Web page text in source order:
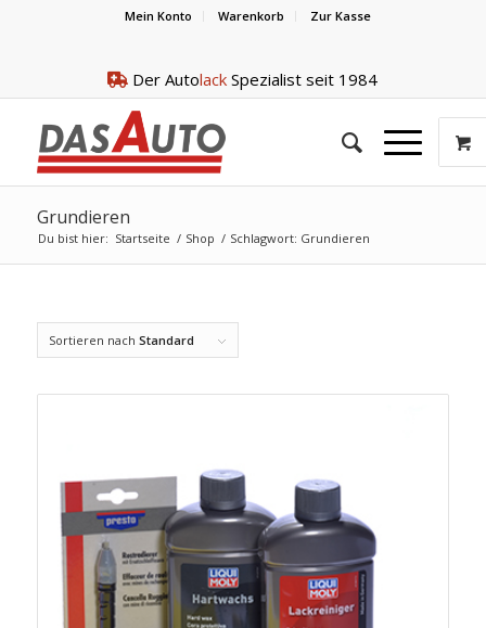
Mein Konto Warenkorb Zur Kasse
Der Autolack Spezialist seit 1984
Grundieren
Du bist hier: Startseite / Shop / Schlagwort: Grundieren
Sortieren nach Standard